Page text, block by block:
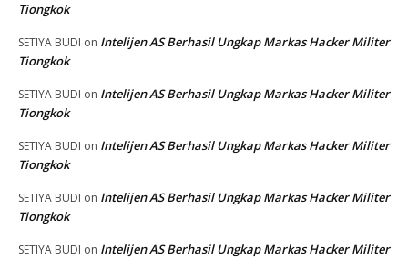
Tiongkok
SETIYA BUDI on Intelijen AS Berhasil Ungkap Markas Hacker Militer
Tiongkok
SETIYA BUDI on Intelijen AS Berhasil Ungkap Markas Hacker Militer
Tiongkok
SETIYA BUDI on Intelijen AS Berhasil Ungkap Markas Hacker Militer
Tiongkok
SETIYA BUDI on Intelijen AS Berhasil Ungkap Markas Hacker Militer
Tiongkok
SETIYA BUDI on Intelijen AS Berhasil Ungkap Markas Hacker Militer